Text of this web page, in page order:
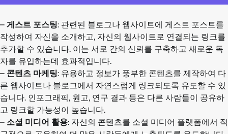
– 게스트 포스팅: 관련된 블로그나 웹사이트에 게스트 포스트를
작성하여 자신을 소개하고, 자신의 웹사이트로 연결되는 링크를
추가할 수 있습니다. 이는 서로 간의 신뢰를 구축하고 새로운 독
자를 유입하는데 효과적입니다.
– 콘텐츠 마케팅: 유용하고 정보가 풍부한 콘텐츠를 제작하여 다
른 웹사이트나 블로그에서 자연스럽게 링크되도록 유도할 수 있
습니다. 인포그래픽, 원고, 연구 결과 등은 다른 사람들이 공유하
고 링크할 가능성이 높습니다.
– 소셜 미디어 활용: 자신의 콘텐츠를 소셜 미디어 플랫폼에서 적